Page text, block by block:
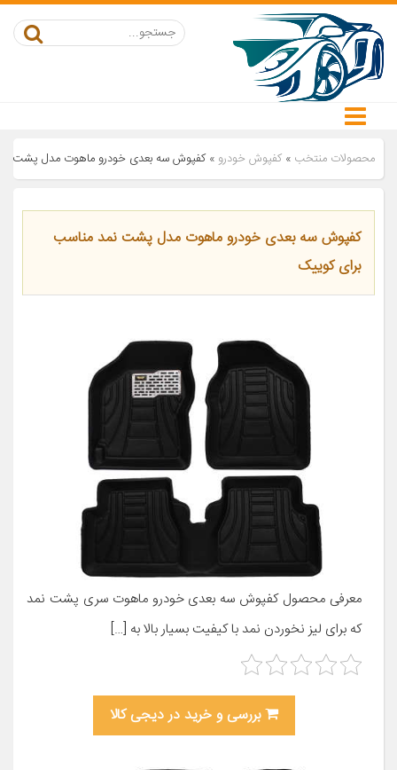
محصولات منتخب » کفپوش خودرو »کفپوش سه بعدی خودرو ماهوت مدل پشت
کفپوش سه بعدی خودرو ماهوت مدل پشت نمد مناسب
برای کوییک
معرفی محصول کفپوش سه بعدی خودرو ماهوت سری پشت نمد
که برای لیز نخوردن نمد با کیفیت بسیار بالا به […]
بررسی و خرید در دیجی کالا